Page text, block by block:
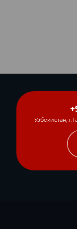
Узбекистан,